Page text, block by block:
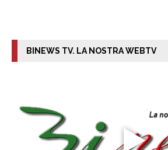
BINEWS TV. LA NOSTRA WEBTV